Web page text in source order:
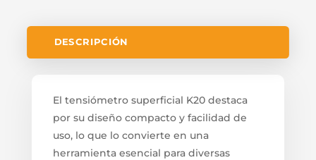
DESCRIPCIÓN
El tensiómetro superficial K20 destaca
por su diseño compacto y facilidad de
uso, lo que lo convierte en una
herramienta esencial para diversas